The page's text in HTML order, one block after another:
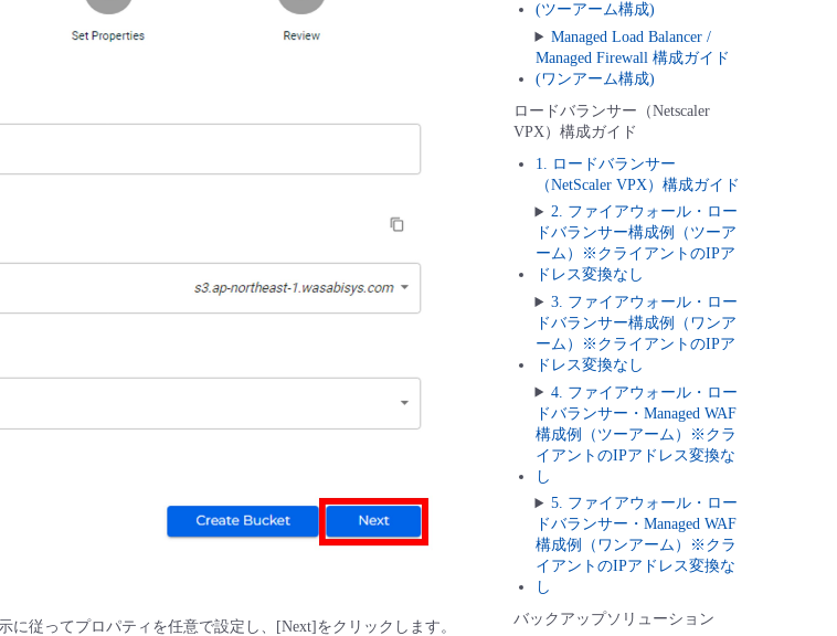
に従ってプロパティを任意で設定し、[Next]をクリックします。
(ツーアーム構成)
Managed Load Balancer /
Managed Firewall 構成ガイド
(ワンアーム構成)
ロードバランサー（Netscaler
VPX）構成ガイド
1. ロードバランサー
（NetScaler VPX）構成ガイド
2. ファイアウォール・ロー
ドバランサー構成例（ツーア
ーム）※クライアントのIPア
ドレス変換なし
3. ファイアウォール・ロー
ドバランサー構成例（ワンア
ーム）※クライアントのIPア
ドレス変換なし
4. ファイアウォール・ロー
ドバランサー・Managed WAF
構成例（ツーアーム）※クラ
イアントのIPアドレス変換な
し
5. ファイアウォール・ロー
ドバランサー・Managed WAF
構成例（ワンアーム）※クラ
イアントのIPアドレス変換な
し
バックアップソリューション